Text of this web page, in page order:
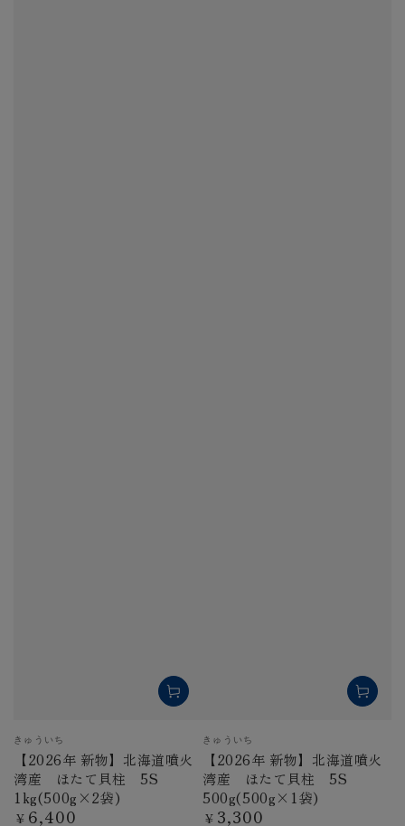
ベ
ン
ダ
ー
きゅういち
【2026年 新物】北海道噴火
湾産 ほたて貝柱 5S
1kg(500g×2袋)
定
¥ 6,400
ベ
ン
ダ
ー
きゅういち
【2026年 新物】北海道噴火
湾産 ほたて貝柱 5S
500g(500g×1袋)
定
¥ 3,300